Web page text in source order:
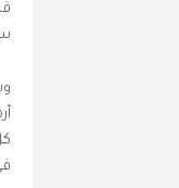
في